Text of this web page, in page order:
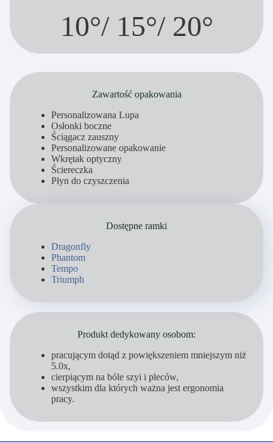
10°/ 15°/ 20°
Zawartość opakowania
Personalizowana Lupa
Osłonki boczne
Ściągacz zauszny
Personalizowane opakowanie
Wkrętak optyczny
Ściereczka
Płyn do czyszczenia
Dostępne ramki
Dragonfly
Phantom
Tempo
Triumph
Produkt dedykowany osobom:
pracującym dotąd z powiększeniem mniejszym niż
5.0x,
cierpiącym na bóle szyi i pleców,
wszystkim dla których ważna jest ergonomia
pracy.